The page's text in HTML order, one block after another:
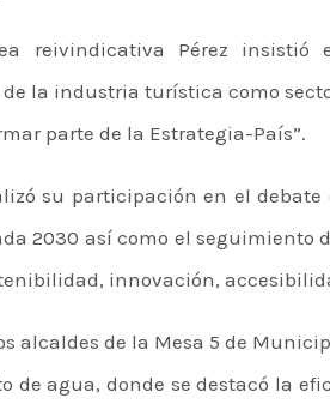
reivindicativa Pérez
la industria turística como
parte de la Estrategia-País”.
su participación en el
2030 así como el
innovación,
alcaldes de la Mesa 5 de
de agua, donde se destacó la